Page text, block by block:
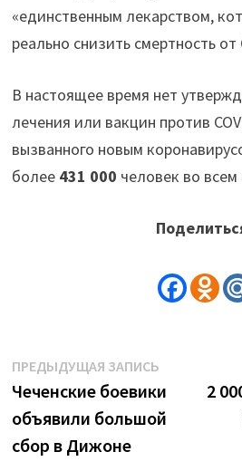
«единственным лекарством,
реально снизить смертность от
В настоящее время нет
лечения или вакцин против
вызванного новым
более431 000 человек во всем
Навигация
по
записям
ПРЕДЫДУЩАЯ ЗАПИСЬПредыдущая
запись:
Чеченские боевики
объявили большой
сбор в Дижоне
2